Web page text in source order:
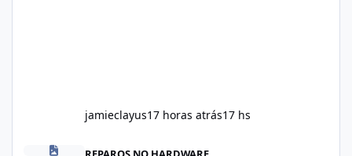
jamieclayus17 horas atrás17 hs
Soda Slim Reviews 2026: Does This Weight Loss Formula Really